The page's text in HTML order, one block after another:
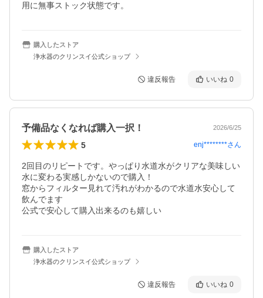
用に無事ストック状態です。
購入したストア
浄水器のクリンスイ公式ショップ
違反報告 いいね 0
予備品なくなれば購入一択！ 2026/6/25
5 enj********さん
2回目のリピートです。やっぱり水道水がクリアな美味しい
水に変わる実感しかないので購入！
窓からフィルター見れて汚れがわかるので水道水安心して
飲んでます
公式で安心して購入出来るのも嬉しい
購入したストア
浄水器のクリンスイ公式ショップ
違反報告 いいね 0